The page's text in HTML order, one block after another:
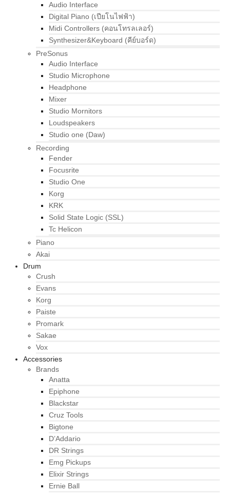
Audio Interface
Digital Piano (เปียโนไฟฟ้า)
Midi Controllers (คอนโทรลเลอร์)
Synthesizer&Keyboard (คีย์บอร์ด)
PreSonus
Audio Interface
Studio Microphone
Headphone
Mixer
Studio Mornitors
Loudspeakers
Studio one (Daw)
Recording
Fender
Focusrite
Studio One
Korg
KRK
Solid State Logic (SSL)
Tc Helicon
Piano
Akai
Drum
Crush
Evans
Korg
Paiste
Promark
Sakae
Vox
Accessories
Brands
Anatta
Epiphone
Blackstar
Cruz Tools
Bigtone
D’Addario
DR Strings
Emg Pickups
Elixir Strings
Ernie Ball